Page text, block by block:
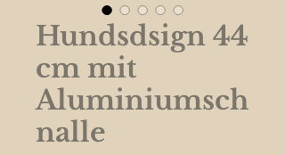
Hundsdsign 44
cm mit
Aluminiumsch
nalle